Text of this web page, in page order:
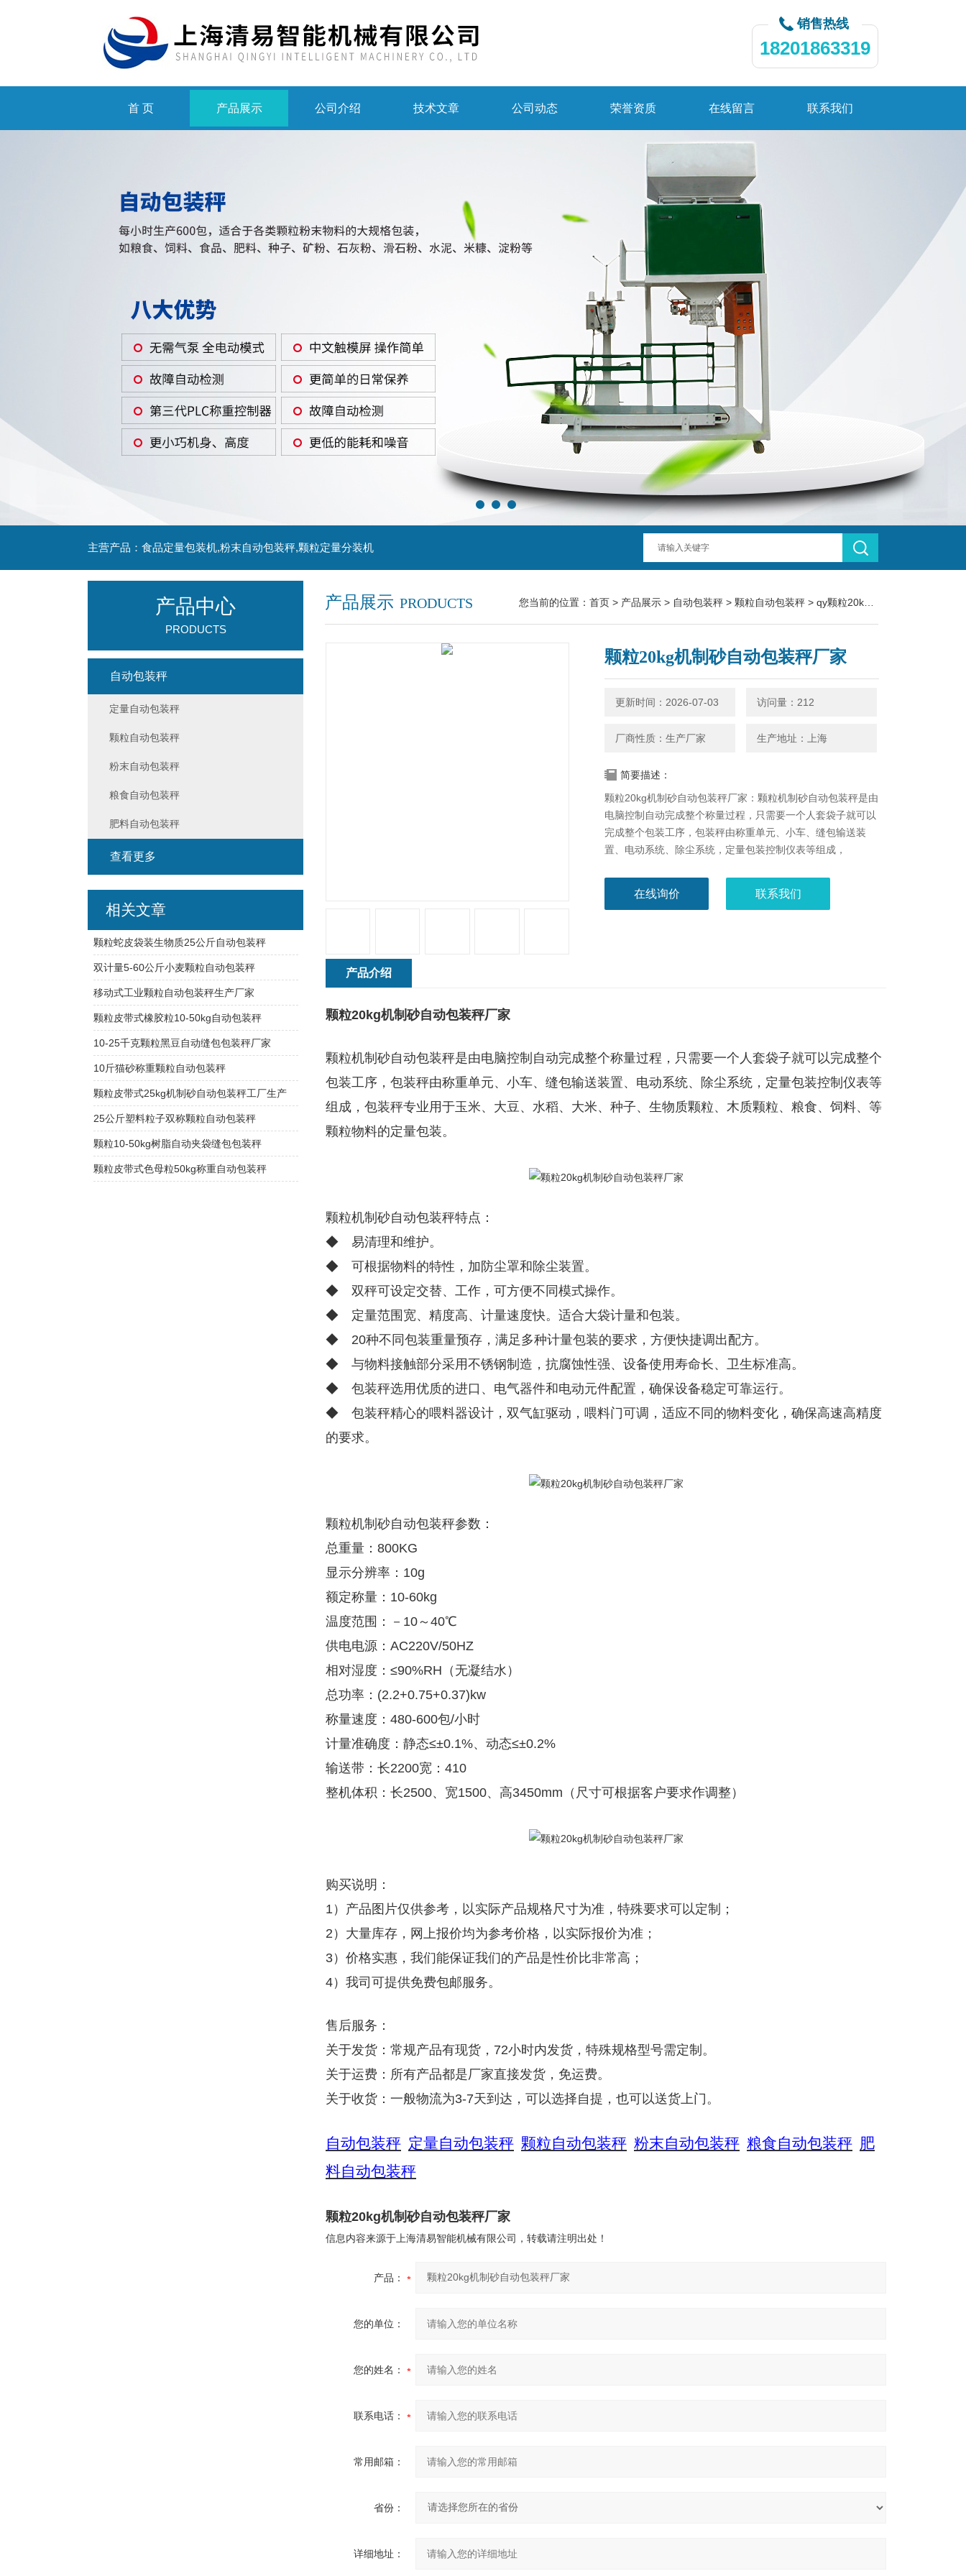
销售热线
18201863319
首 页 产品展示 公司介绍 技术文章 公司动态 荣誉资质 在线留言 联系我们
主营产品：食品定量包装机,粉末自动包装秤,颗粒定量分装机
产品展示 PRODUCTS 您当前的位置： 首页 > 产品展示 > 自动包装秤 > 颗粒自动包装秤 > qy颗粒20kg机制砂自动包装秤厂家
颗粒20kg机制砂自动包装秤厂家
更新时间：2026-07-03 访问量：212
厂商性质：生产厂家 生产地址：上海
简要描述：
颗粒20kg机制砂自动包装秤厂家：颗粒机制砂自动包装秤是由
电脑控制自动完成整个称量过程，只需要一个人套袋子就可以
完成整个包装工序，包装秤由称重单元、小车、缝包输送装
置、电动系统、除尘系统，定量包装控制仪表等组成，
在线询价 联系我们
产品介绍
颗粒20kg机制砂自动包装秤厂家
颗粒机制砂自动包装秤是由电脑控制自动完成整个称量过程，只需要一个人套袋子就可以完成整个
包装工序，包装秤由称重单元、小车、缝包输送装置、电动系统、除尘系统，定量包装控制仪表等
组成，包装秤专业用于玉米、大豆、水稻、大米、种子、生物质颗粒、木质颗粒、粮食、饲料、等
颗粒物料的定量包装。
颗粒机制砂自动包装秤特点：
◆ 易清理和维护。
◆ 可根据物料的特性，加防尘罩和除尘装置。
◆ 双秤可设定交替、工作，可方便不同模式操作。
◆ 定量范围宽、精度高、计量速度快。适合大袋计量和包装。
◆ 20种不同包装重量预存，满足多种计量包装的要求，方便快捷调出配方。
◆ 与物料接触部分采用不锈钢制造，抗腐蚀性强、设备使用寿命长、卫生标准高。
◆ 包装秤选用优质的进口、电气器件和电动元件配置，确保设备稳定可靠运行。
◆ 包装秤精心的喂料器设计，双气缸驱动，喂料门可调，适应不同的物料变化，确保高速高精度
的要求。
颗粒机制砂自动包装秤参数：
总重量：800KG
显示分辨率：10g
额定称量：10-60kg
温度范围：－10～40℃
供电电源：AC220V/50HZ
相对湿度：≤90%RH（无凝结水）
总功率：(2.2+0.75+0.37)kw
称量速度：480-600包/小时
计量准确度：静态≤±0.1%、动态≤±0.2%
输送带：长2200宽：410
整机体积：长2500、宽1500、高3450mm（尺寸可根据客户要求作调整）
购买说明：
1）产品图片仅供参考，以实际产品规格尺寸为准，特殊要求可以定制；
2）大量库存，网上报价均为参考价格，以实际报价为准；
3）价格实惠，我们能保证我们的产品是性价比非常高；
4）我司可提供免费包邮服务。
售后服务：
关于发货：常规产品有现货，72小时内发货，特殊规格型号需定制。
关于运费：所有产品都是厂家直接发货，免运费。
关于收货：一般物流为3-7天到达，可以选择自提，也可以送货上门。
自动包装秤 定量自动包装秤 颗粒自动包装秤 粉末自动包装秤 粮食自动包装秤 肥
料自动包装秤
颗粒20kg机制砂自动包装秤厂家
信息内容来源于上海清易智能机械有限公司，转载请注明出处！
产品：
您的单位：
您的姓名：
联系电话：
常用邮箱：
省份：
详细地址：
产品中心
PRODUCTS
自动包装秤
定量自动包装秤
颗粒自动包装秤
粉末自动包装秤
粮食自动包装秤
肥料自动包装秤
查看更多
相关文章
颗粒蛇皮袋装生物质25公斤自动包装秤
双计量5-60公斤小麦颗粒自动包装秤
移动式工业颗粒自动包装秤生产厂家
颗粒皮带式橡胶粒10-50kg自动包装秤
10-25千克颗粒黑豆自动缝包包装秤厂家
10斤猫砂称重颗粒自动包装秤
颗粒皮带式25kg机制砂自动包装秤工厂生产
25公斤塑料粒子双称颗粒自动包装秤
颗粒10-50kg树脂自动夹袋缝包包装秤
颗粒皮带式色母粒50kg称重自动包装秤